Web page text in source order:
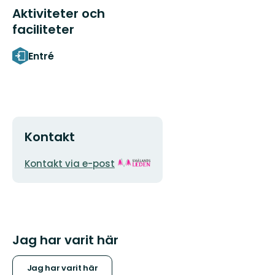
Aktiviteter och
faciliteter
Entré
Kontakt
E-
Kontakt via e-post Organisationens
Jag har varit här
Jag har varit här